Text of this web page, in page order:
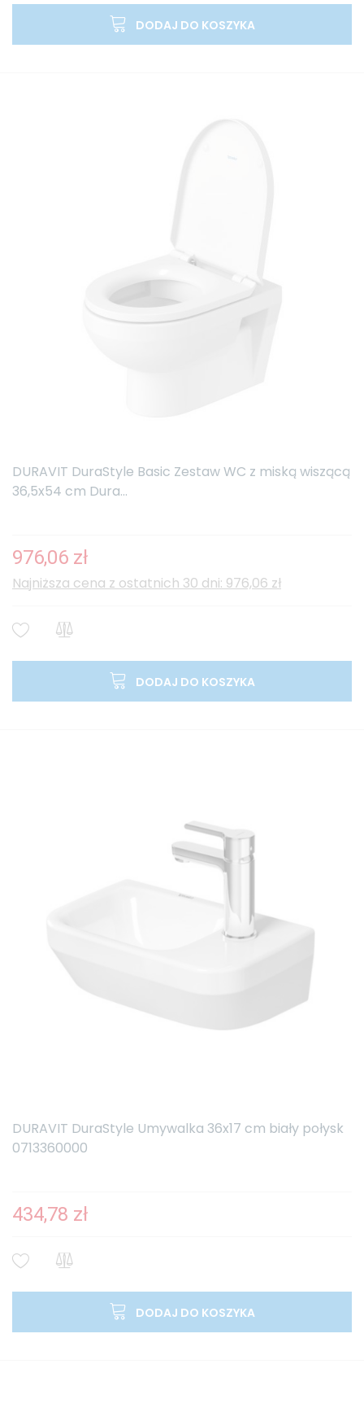
DODAJ DO KOSZYKA
DURAVIT DuraStyle Basic Zestaw WC z miską wiszącą
36,5x54 cm Dura...
976,06 zł
Najniższa cena z ostatnich 30 dni: 976,06 zł
DODAJ DO KOSZYKA
DURAVIT DuraStyle Umywalka 36x17 cm biały połysk
0713360000
434,78 zł
DODAJ DO KOSZYKA